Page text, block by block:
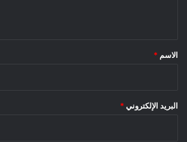
*
الاسم *
البريد الإلكتروني *